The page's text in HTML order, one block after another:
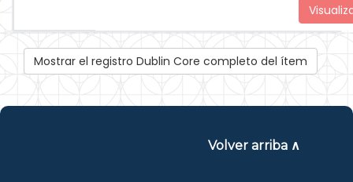
Mostrar el registro Dublin Core completo del ítem
Volver arriba ∧